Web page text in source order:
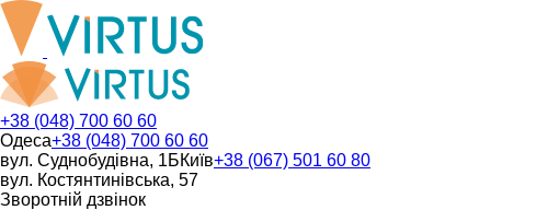
+38 (048) 700 60 60
Одеса+38 (048) 700 60 60
вул. Суднобудівна, 1БКиїв+38 (067) 501 60 80
вул. Костянтинівська, 57
Зворотній дзвінок